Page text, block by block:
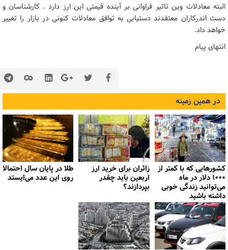
البته معادلات وین تاثیر فراوانی بر آینده قیمتی این ارز دارد . کارشناسان و
دست اندرکاران معتقدند دستیابی به توافق معادلات کنونی در بازار را تغییر
خواهد داد.
انتهای پیام
در همین زمینه
کشورهایی که با کمتر از
۱۰۰۰ دلار در ماه
می‌توانید زندگی خوبی
داشته باشید
زائران برای خرید ارز
اربعین باید چقدر
بپردازند؟
طلا در پایان سال احتمالا
روی این عدد می‌ایستد